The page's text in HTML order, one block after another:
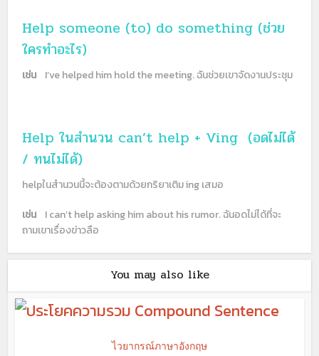
Help someone (to) do something (ช่วย
ใครทำอะไร)
เช่น I’ve helped him hold the meeting.ฉันช่วยเขาจัดงานประชุม
Helpในสำนวน can’t help + Ving (อดไม่ได้
/ ทนไม่ได้)
helpในสำนวนนี้จะต้องตามด้วยกริยาเติมingเสมอ
เช่น
I can’t help asking him about his rumor.ฉันอดไม่ได้ที่จะ
ถามเขาเรื่องข่าวลือ
You may also like
ไวยากรณ์ภาษาอังกฤษ